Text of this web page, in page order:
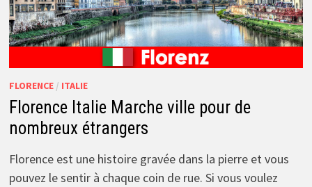
FLORENCE/ ITALIE
Florence Italie Marche ville pour de
nombreux étrangers
Florence est une histoire gravée dans la pierre et vous
pouvez le sentir à chaque coin de rue. Si vous voulez